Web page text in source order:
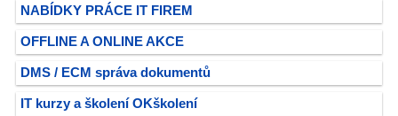
NABÍDKY PRÁCE IT FIREM
OFFLINE A ONLINE AKCE
DMS / ECM správa dokumentů
IT kurzy a školení OKškolení